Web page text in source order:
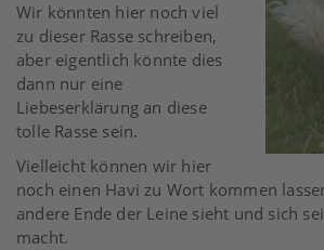
Wir könnten hier noch viel
zu dieser Rasse schreiben,
aber eigentlich könnte dies
dann nur eine
Liebeserklärung an diese
tolle Rasse sein.
Vielleicht können wir hier
noch einen Havi zu Wort kommen
andere Ende der Leine sieht und sich
macht.